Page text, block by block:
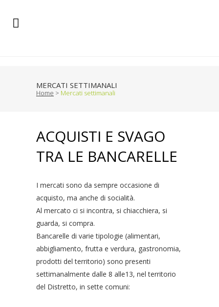
MERCATI SETTIMANALI
Home > Mercati settimanali
ACQUISTI E SVAGO
TRA LE BANCARELLE
I mercati sono da sempre occasione di
acquisto, ma anche di socialità.
Al mercato ci si incontra, si chiacchiera, si
guarda, si compra.
Bancarelle di varie tipologie (alimentari,
abbigliamento, frutta e verdura, gastronomia,
prodotti del territorio) sono presenti
settimanalmente dalle 8 alle13, nel territorio
del Distretto, in sette comuni: